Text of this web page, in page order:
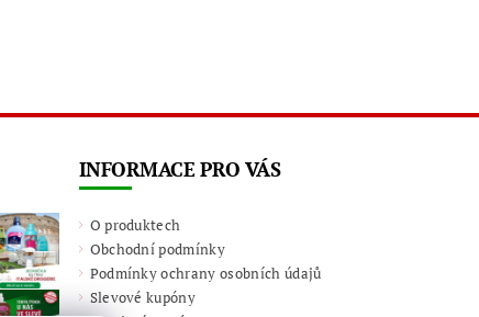
INFORMACE PRO VÁS
O produktech
Obchodní podmínky
Podmínky ochrany osobních údajů
Slevové kupóny